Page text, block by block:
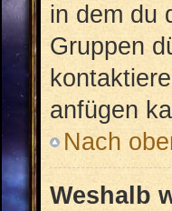
in dem du
Gruppen
anfügen
Nach
Weshalb